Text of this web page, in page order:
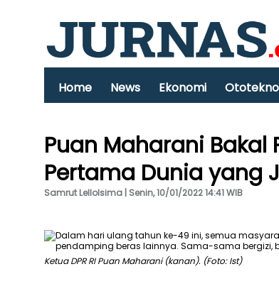
Home News Ekonomi Ototekno
Puan Maharani Bakal
Pertama Dunia yang
Samrut Lellolsima | Senin, 10/01/2022 14:41 WIB
Ketua DPR RI Puan Maharani (kanan). (Foto: Ist)